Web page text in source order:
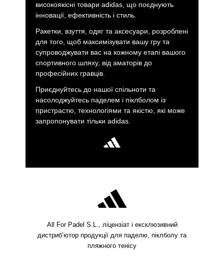
високоякісні товари adidas, що поєднують
інновації, ефективність і стиль.
Ракетки, взуття, одяг та аксесуари, розроблені
для того, щоб максимізувати вашу гру та
супроводжувати вас на кожному етапі вашого
спортивного шляху, від аматорів до
професійних гравців.
Приєднуйтесь до нашої спільноти та
насолоджуйтесь паделем і піклболом із
пристрастю, технологіями та якістю, які може
запропонувати тільки adidas.
All For Padel S.L., ліцензіат і ексклюзивний
дистриб’ютор продукції для паделю, піклболу та
пляжного тенісу